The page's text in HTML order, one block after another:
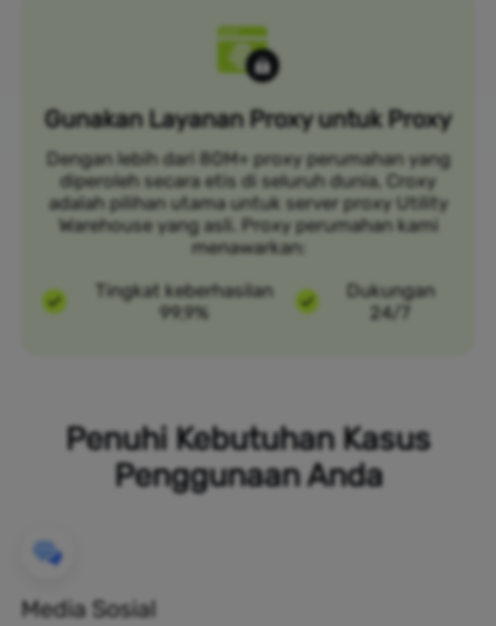
Gunakan Layanan Proxy untuk Proxy
Dengan lebih dari 80M+ proxy perumahan yang
diperoleh secara etis di seluruh dunia, Croxy
adalah pilihan utama untuk server proxy Utility
Warehouse yang asli. Proxy perumahan kami
menawarkan:
Tingkat keberhasilan
99,9%
Dukungan
24/7
Penuhi Kebutuhan Kasus
Penggunaan Anda
Media Sosial